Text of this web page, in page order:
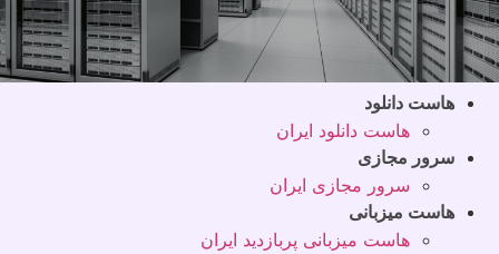
هاست دانلود
هاست دانلود ایران
سرور مجازی
سرور مجازی ایران
هاست میزبانی
هاست میزبانی پربازدید ایران